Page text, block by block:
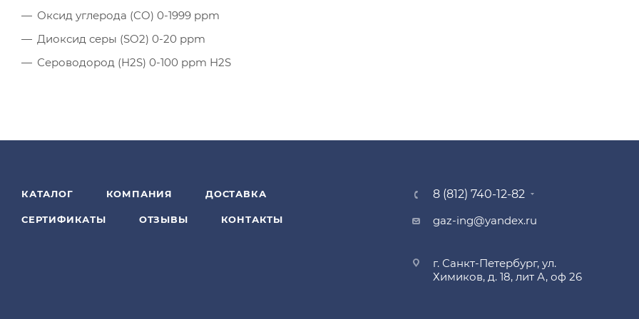
Оксид углерода (CO) 0-1999 ppm
Диоксид серы (SO2) 0-20 ppm
Сероводород (H2S) 0-100 ppm H2S
КАТАЛОГ КОМПАНИЯ ДОСТАВКА
СЕРТИФИКАТЫ ОТЗЫВЫ КОНТАКТЫ
8 (812) 740-12-82
gaz-ing@yandex.ru
г. Санкт-Петербург, ул.
Химиков, д. 18, лит А, оф 26